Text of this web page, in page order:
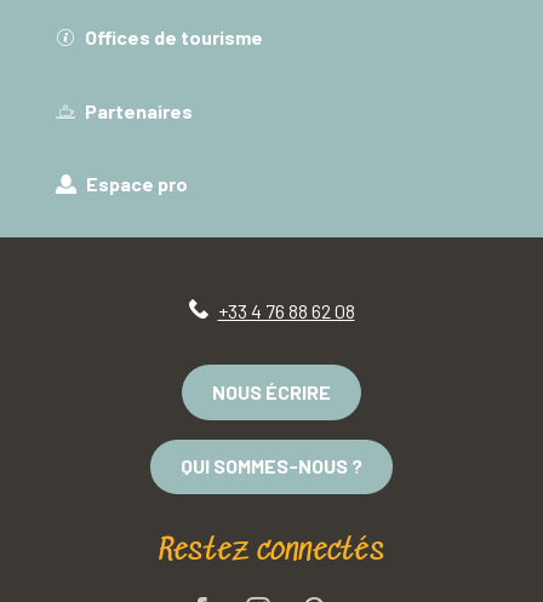
Offices de tourisme
Partenaires
Espace pro
+33 4 76 88 62 08
NOUS ÉCRIRE
QUI SOMMES-NOUS ?
Restez connectés